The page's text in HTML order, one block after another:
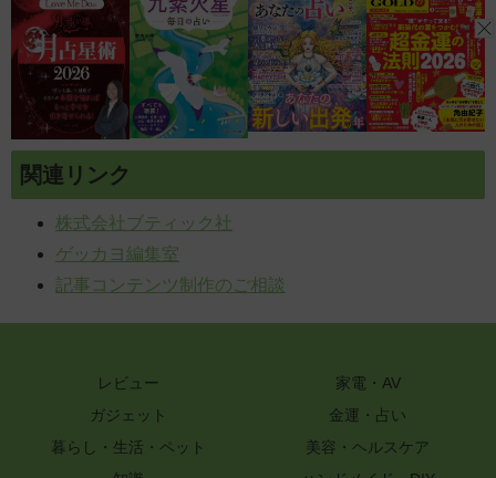
関連リンク
株式会社ブティック社
ゲッカヨ編集室
記事コンテンツ制作のご相談
レビュー
家電・AV
ガジェット
金運・占い
暮らし・生活・ペット
美容・ヘルスケア